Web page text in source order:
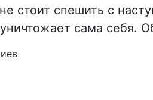
стоит спешить с
сама себя.